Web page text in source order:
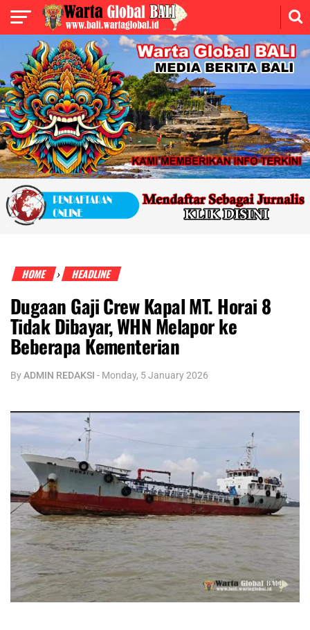
HOME › HEADLINE
Dugaan Gaji Crew Kapal MT. Horai 8
Tidak Dibayar, WHN Melapor ke
Beberapa Kementerian
ByADMIN REDAKSI - Monday, 5 January 2026